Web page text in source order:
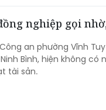
nghiệp gọi
an phường Vĩnh
Bình, hiện không
tài sản.